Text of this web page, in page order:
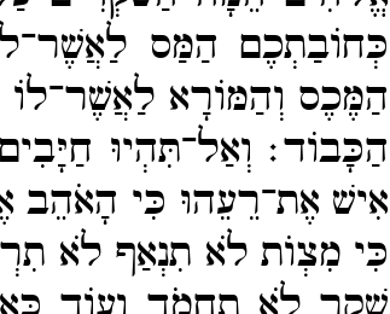
כְּחוֹבַתְכֶם הַמַּס
הַמֶּכֶס וְהַמּוֹרָא
הַכָּבוֹד׃ וְאַל־​תִּהְיוּ
אִישׁ אֶת־​רֵעֵהוּ כִּי הָאֹהֵב
כִּי מִצְוֺת לֹא תִנְאַף לֹא